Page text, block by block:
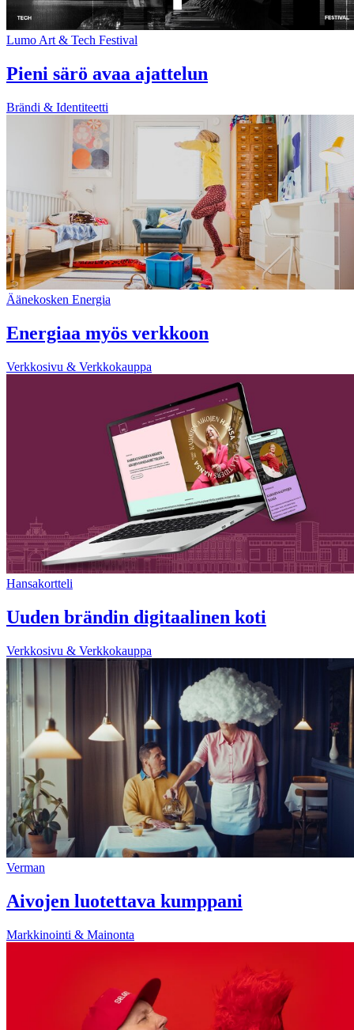
Lumo Art & Tech Festival
Pieni särö avaa ajattelun
Brändi & Identiteetti
Äänekosken Energia
Energiaa myös verkkoon
Verkkosivu & Verkkokauppa
Hansakortteli
Uuden brändin digitaalinen koti
Verkkosivu & Verkkokauppa
Verman
Aivojen luotettava kumppani
Markkinointi & Mainonta